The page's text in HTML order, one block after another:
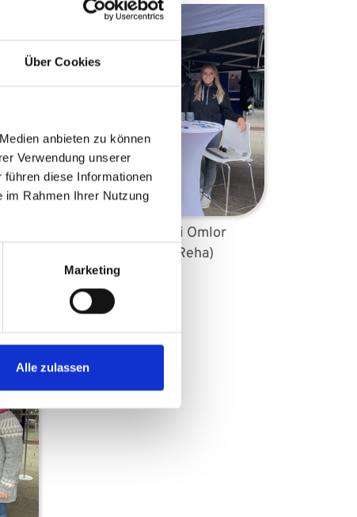
Über Cookies
anbieten zu können
Verwendung unserer
diese Informationen
im Rahmen Ihrer Nutzung
Marketing
Alle zulassen
Pamina und Nikolai Omlor
(Leitung der UKS-Reha)